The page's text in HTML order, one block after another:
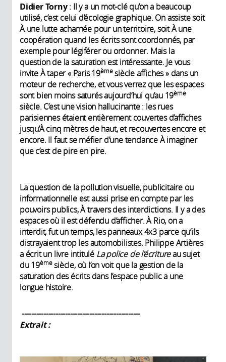
Didier Torny: Il y a un mot-clé qu’on a beaucoup
utilisé, c’est celui d’écologie graphique. On assiste soit
À une lutte acharnée pour un territoire, soit À une
coopération quand les écrits sont coordonnés, par
exemple pour légiférer ou ordonner. Mais la
question de la saturation est intéressante. Je vous
invite À taper « Paris 19èmesiècle affiches » dans un
moteur de recherche, et vous verrez que les espaces
sont bien moins saturés aujourd’hui qu’au 19ème
siècle. C’est une vision hallucinante : les rues
parisiennes étaient entièrement couvertes d’affiches
jusqu’À cinq mètres de haut, et recouvertes encore et
encore. Il faut se méfier d’une tendance À imaginer
que c’est de pire en pire.
La question de la pollution visuelle, publicitaire ou
informationnelle est aussi prise en compte par les
pouvoirs publics, À travers des interdictions. Il y a des
espaces où il est défendu d’afficher. À Rio, on a
interdit, fut un temps, les panneaux 4x3 parce qu’ils
distrayaient trop les automobilistes. Philippe Artières
a écrit un livre intitulé La police de l’écritureau sujet
du 19èmesiècle, où l’on voit que la gestion de la
saturation des écrits dans l’espace public a une
longue histoire.
-------------------------------------------------
Extrait :